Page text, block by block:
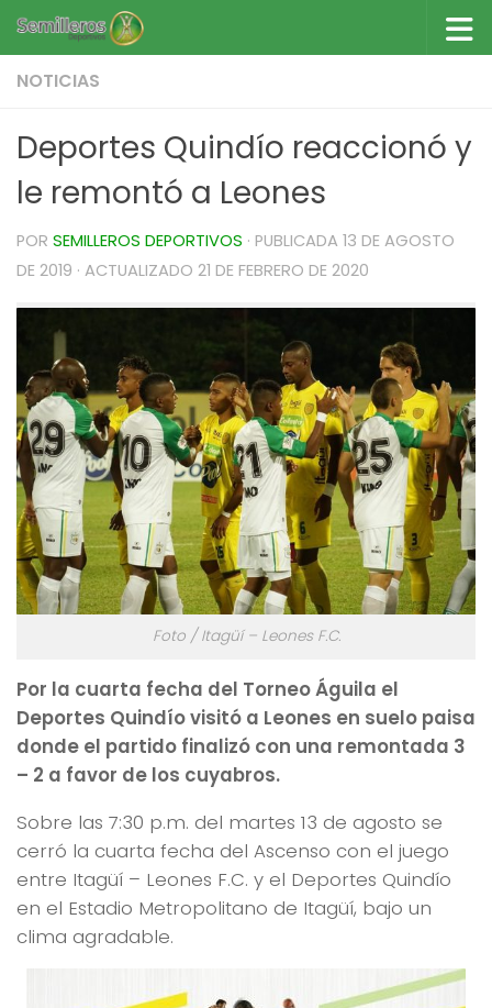
Saltar al contenido
NOTICIAS
Deportes Quindío reaccionó y
le remontó a Leones
POR SEMILLEROS DEPORTIVOS · PUBLICADA 13 DE AGOSTO
DE 2019 · ACTUALIZADO 21 DE FEBRERO DE 2020
Foto / Itagüí – Leones F.C.
Por la cuarta fecha del Torneo Águila el
Deportes Quindío visitó a Leones en suelo paisa
donde el partido finalizó con una remontada 3
– 2 a favor de los cuyabros.
Sobre las 7:30 p.m. del martes 13 de agosto se
cerró la cuarta fecha del Ascenso con el juego
entre Itagüí – Leones F.C. y el Deportes Quindío
en el Estadio Metropolitano de Itagüí, bajo un
clima agradable.